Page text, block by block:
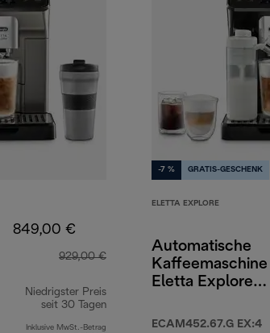
849,00 €
929,00 €
Niedrigster Preis
seit 30 Tagen
Inklusive MwSt.-Betrag
-7 % GRATIS-GESCHENK
ELETTA EXPLORE
Automatische
Kaffeemaschine
Eletta Explore
EX:4
ECAM452.67.G EX:4